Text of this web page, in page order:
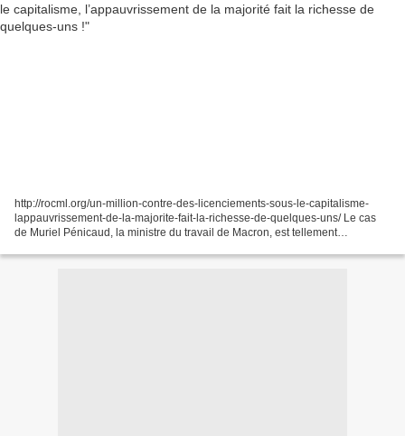
http://rocml.org/un-million-contre-des-licenciements-sous-le-capitalisme-
lappauvrissement-de-la-majorite-fait-la-richesse-de-quelques-uns/ Le cas
de Muriel Pénicaud, la ministre du travail de Macron, est tellement